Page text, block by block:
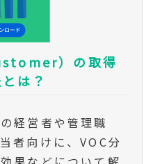
）の取得
は？
経営者や管理職
者向けに、VOC分